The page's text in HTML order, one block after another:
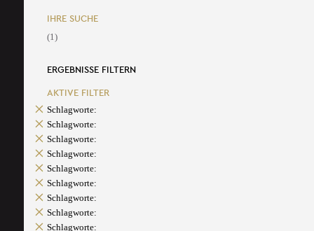
IHRE SUCHE
(1)
ERGEBNISSE FILTERN
AKTIVE FILTER
Schlagworte:
Schlagworte:
Schlagworte:
Schlagworte:
Schlagworte:
Schlagworte:
Schlagworte:
Schlagworte:
Schlagworte: